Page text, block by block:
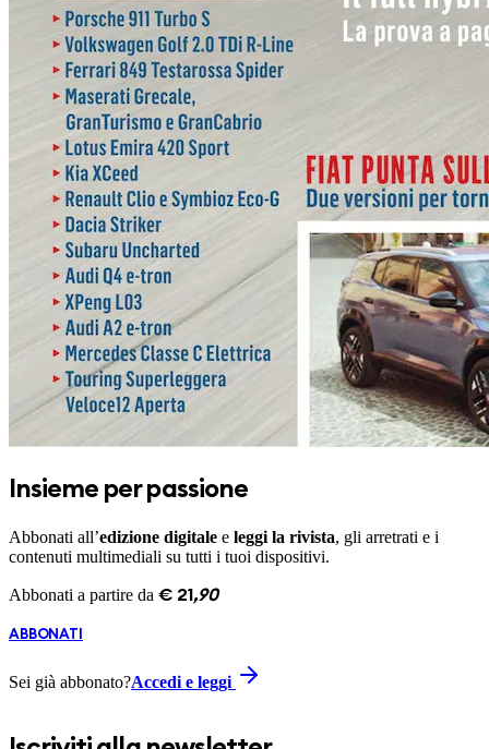
Insieme per passione
Abbonati all’edizione digitale e leggi la rivista, gli arretrati e i
contenuti multimediali su tutti i tuoi dispositivi.
Abbonati a partire da € 21 ,90
ABBONATI
Sei già abbonato?Accedi e leggi